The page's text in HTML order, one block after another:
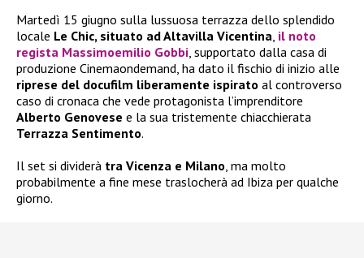
Martedì 15 giugno sulla lussuosa terrazza dello splendido
locale Le Chic, situato ad Altavilla Vicentina, il noto
regista Massimoemilio Gobbi, supportato dalla casa di
produzione Cinemaondemand, ha dato il fischio di inizio alle
riprese del docufilm liberamente ispirato al controverso
caso di cronaca che vede protagonista l’imprenditore
Alberto Genovese e la sua tristemente chiacchierata
Terrazza Sentimento.
Il set si dividerà tra Vicenza e Milano, ma molto
probabilmente a fine mese traslocherà ad Ibiza per qualche
giorno.